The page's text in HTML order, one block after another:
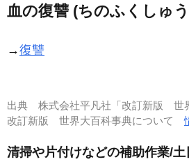
血の復讐 (ちのふくしゅ
→復讐
出典 株式会社平凡社「改訂新版 世
改訂新版 世界大百科事典について
清掃や片付けなどの補助作業/